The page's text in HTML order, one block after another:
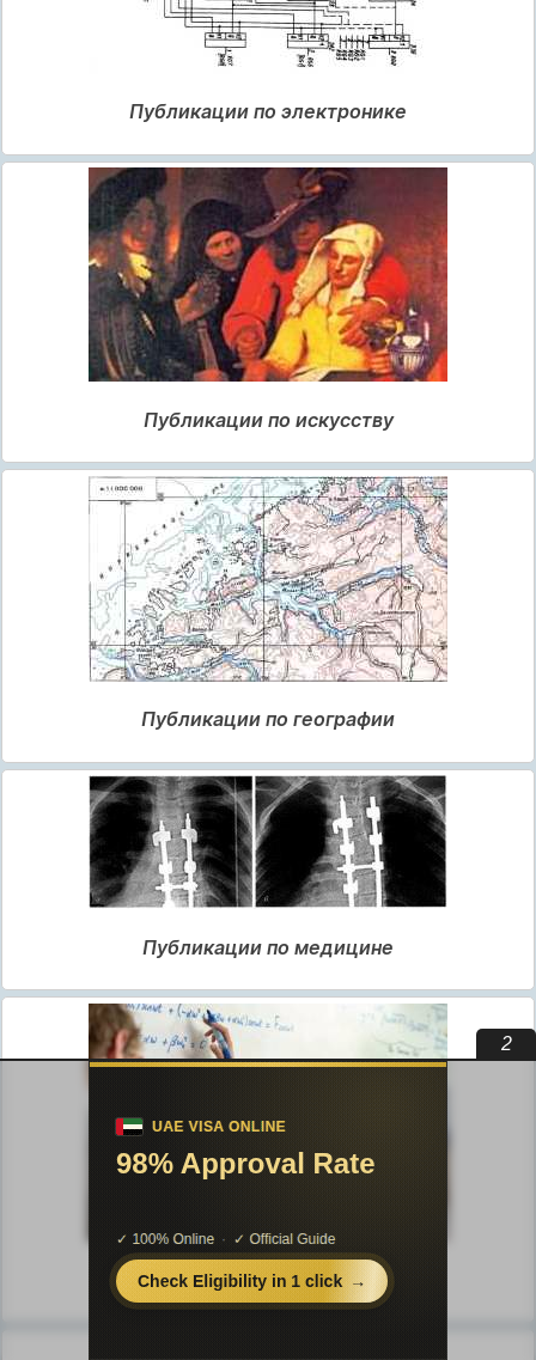
Публикации по электронике
Публикации по искусству
Публикации по географии
Публикации по медицине
Публикации по педагогике
1